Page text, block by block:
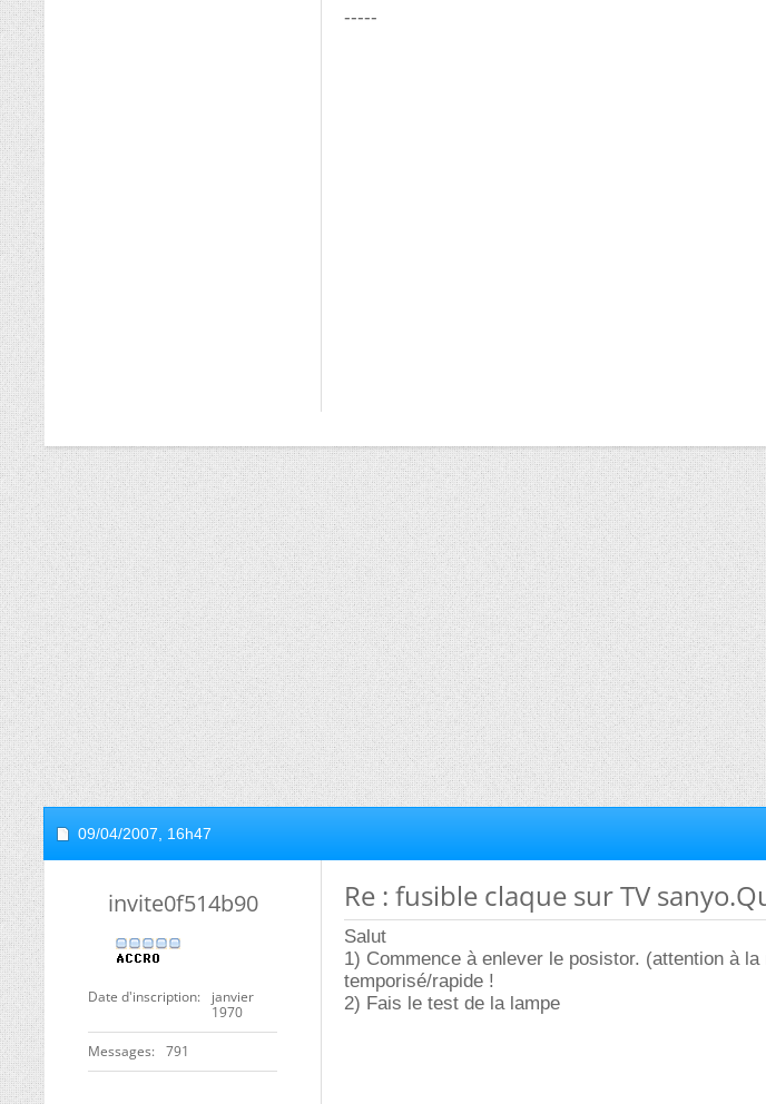
-----
09/04/2007, 16h47
invite0f514b90
Date d'inscription
janvier
1970
Messages 791
Re : fusible claque sur TV
Salut
1) Commence à enlever le posistor. (attention à
temporisé/rapide !
2) Fais le test de la lampe